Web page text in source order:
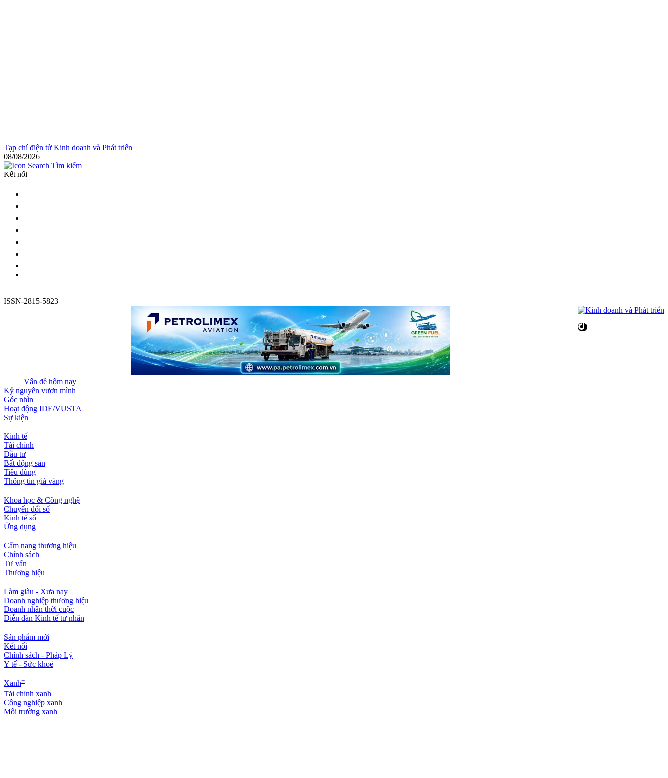
Tạp chí điện tử Kinh doanh và Phát triển
08/08/2026
Tìm kiếm
Kết nối
ISSN-2815-5823
Vấn đề hôm nay
Kỷ nguyên vươn mình
Góc nhìn
Hoạt động IDE/VUSTA
Sự kiện
Kinh tế
Tài chính
Đầu tư
Bất động sản
Tiêu dùng
Thông tin giá vàng
Khoa học & Công nghệ
Chuyển đổi số
Kinh tế số
Ứng dụng
Cẩm nang thương hiệu
Chính sách
Tư vấn
Thương hiệu
Làm giàu - Xưa nay
Doanh nghiệp thương hiệu
Doanh nhân thời cuộc
Diễn đàn Kinh tế tư nhân
Sản phẩm mới
Kết nối
Chính sách - Pháp Lý
Y tế - Sức khoẻ
Xanh+
Tài chính xanh
Công nghiệp xanh
Môi trường xanh